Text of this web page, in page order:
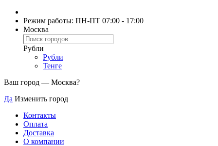
Режим работы: ПН-ПТ 07:00 - 17:00
Москва
Рубли
Рубли
Тенге
Ваш город — Москва?
Да Изменить город
Контакты
Оплата
Доставка
О компании